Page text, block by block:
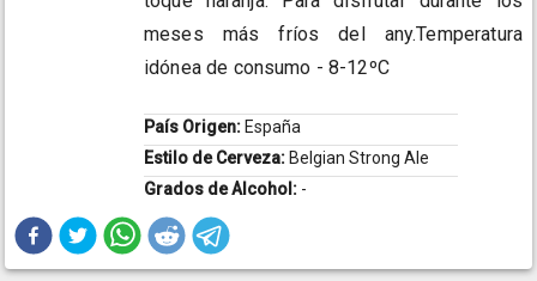
meses más fríos del any.Temperatura
idónea de consumo - 8-12ºC
País Origen: España
Estilo de Cerveza: Belgian Strong Ale
Grados de Alcohol: -